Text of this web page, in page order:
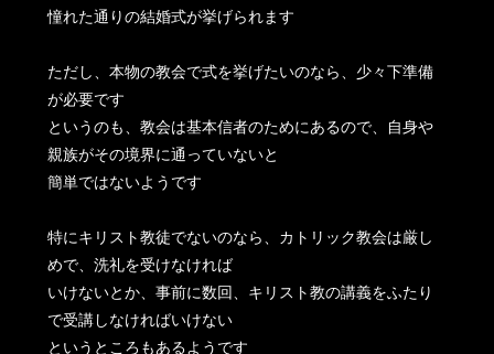
憧れた通りの結婚式が挙げられます
ただし、本物の教会で式を挙げたいのなら、少々下準備
が必要です
というのも、教会は基本信者のためにあるので、自身や
親族がその境界に通っていないと
簡単ではないようです
特にキリスト教徒でないのなら、カトリック教会は厳し
めで、洗礼を受けなければ
いけないとか、事前に数回、キリスト教の講義をふたり
で受講しなければいけない
というところもあるようです